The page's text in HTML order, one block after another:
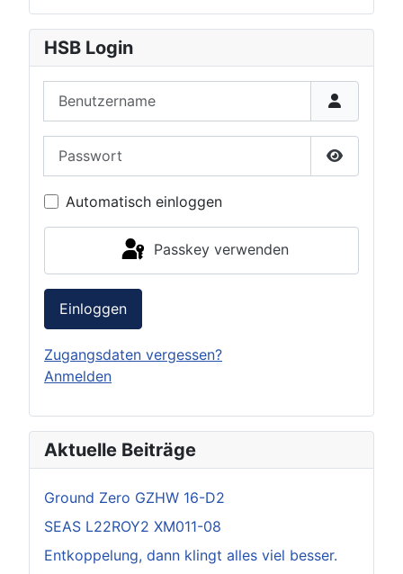
HSB Login
Passwort
Automatisch einloggen
Passkey verwenden
Einloggen
Zugangsdaten vergessen?
Anmelden
Aktuelle Beiträge
Ground Zero GZHW 16-D2
SEAS L22ROY2 XM011-08
Entkoppelung, dann klingt alles viel besser.